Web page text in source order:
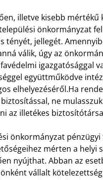
illetve kisebb mértékű
önkormányzat
tényét, jellegét.
válik, úgy az
igazgatósággal
együttműködve
elhelyezéséről.Ha
ne
az illetékes
önkormányzat
mérten a helyi
nyújthat. Abban az
vállalt